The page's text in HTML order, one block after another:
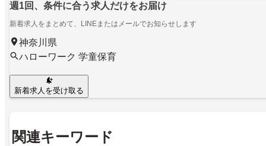
週1回、条件に合う求人だけをお届け
新着求人をまとめて、LINEまたはメールでお知らせします
神奈川県
ハローワーク 学童保育
新着求人を受け取る
関連キーワード